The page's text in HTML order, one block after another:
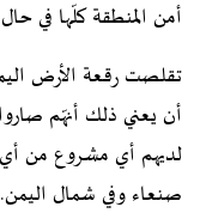
أمن المنطقة كلّها في
تقلصت رقعة الأرض
أن يعني ذلك أنهّم
لديهم أي مشروع من أي
صنعاء وفي شمال